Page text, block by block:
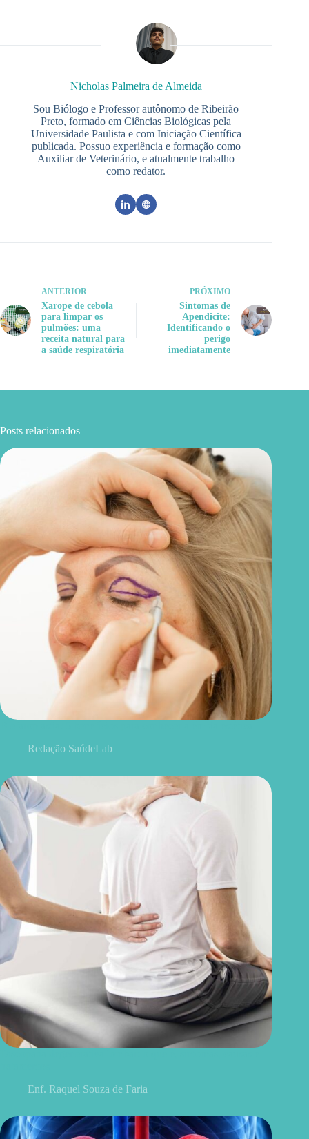
Nicholas Palmeira de Almeida
Sou Biólogo e Professor autônomo de Ribeirão
Preto, formado em Ciências Biológicas pela
Universidade Paulista e com Iniciação Científica
publicada. Possuo experiência e formação como
Auxiliar de Veterinário, e atualmente trabalho
como redator.
ANTERIOR
Xarope de cebola
para limpar os
pulmões: uma
receita natural para
a saúde respiratória
PRÓXIMO
Sintomas de
Apendicite:
Identificando o
perigo
imediatamente
Posts relacionados
Redação SaúdeLab
Enf. Raquel Souza de Faria